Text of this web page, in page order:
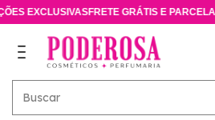
FRETE GRÁTIS E PARCELAMENTO SEM